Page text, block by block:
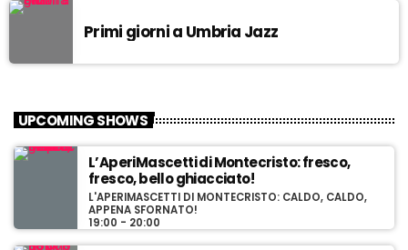
Primi giorni a Umbria Jazz
UPCOMING SHOWS
L’AperiMascetti di Montecristo: fresco,
fresco, bello ghiacciato!
L'APERIMASCETTI DI MONTECRISTO: CALDO, CALDO,
APPENA SFORNATO!
19:00 - 20:00